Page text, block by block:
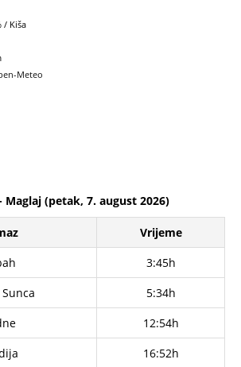
/ Kiša
Meteo
Maglaj (petak, 7. august 2026)
Vrijeme
3:45h
5:34h
12:54h
16:52h